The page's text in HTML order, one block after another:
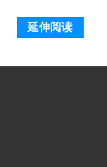
延伸阅读